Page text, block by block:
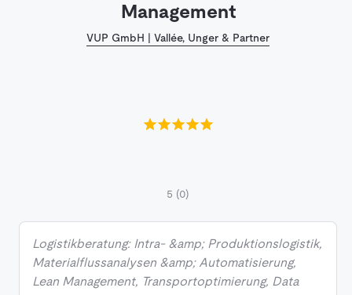
Management
VUP GmbH | Vallée, Unger & Partner
5 (0)
Logistikberatung: Intra- &amp; Produktionslogistik,
Materialflussanalysen &amp; Automatisierung,
Lean Management, Transportoptimierung, Data